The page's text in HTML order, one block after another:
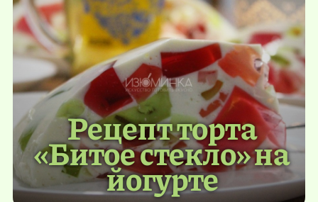
Рецепт торта
«Битое стекло» на
йогурте